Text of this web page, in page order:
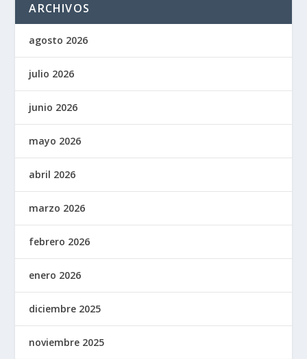
ARCHIVOS
agosto 2026
julio 2026
junio 2026
mayo 2026
abril 2026
marzo 2026
febrero 2026
enero 2026
diciembre 2025
noviembre 2025